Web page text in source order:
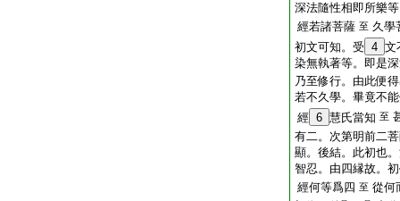
深法隨性相即所樂
經若諸菩薩 至 久
初文可知。受 4 文
染無執著等。即是
乃至修行。由此便
若不久學。畢竟不
經 6 慧氏當知 至
有二。次第明前二
顯。後結。此初也
智忍。由四縁故。
經何等爲四 至 從何